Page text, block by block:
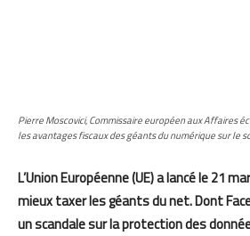
Pierre Moscovici, Commissaire européen aux Affaires
les avantages fiscaux des géants du numérique sur le
L’Union Européenne (UE) a lancé le 21
mieux taxer les géants du net. Dont
un scandale sur la protection des